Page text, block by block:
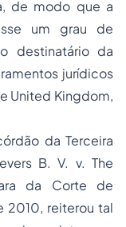
de modo que a
um grau de
destinatário da
jurídicos
United Kingdom,
da Terceira
B. V. v. The
da Corte de
2010, reiterou tal